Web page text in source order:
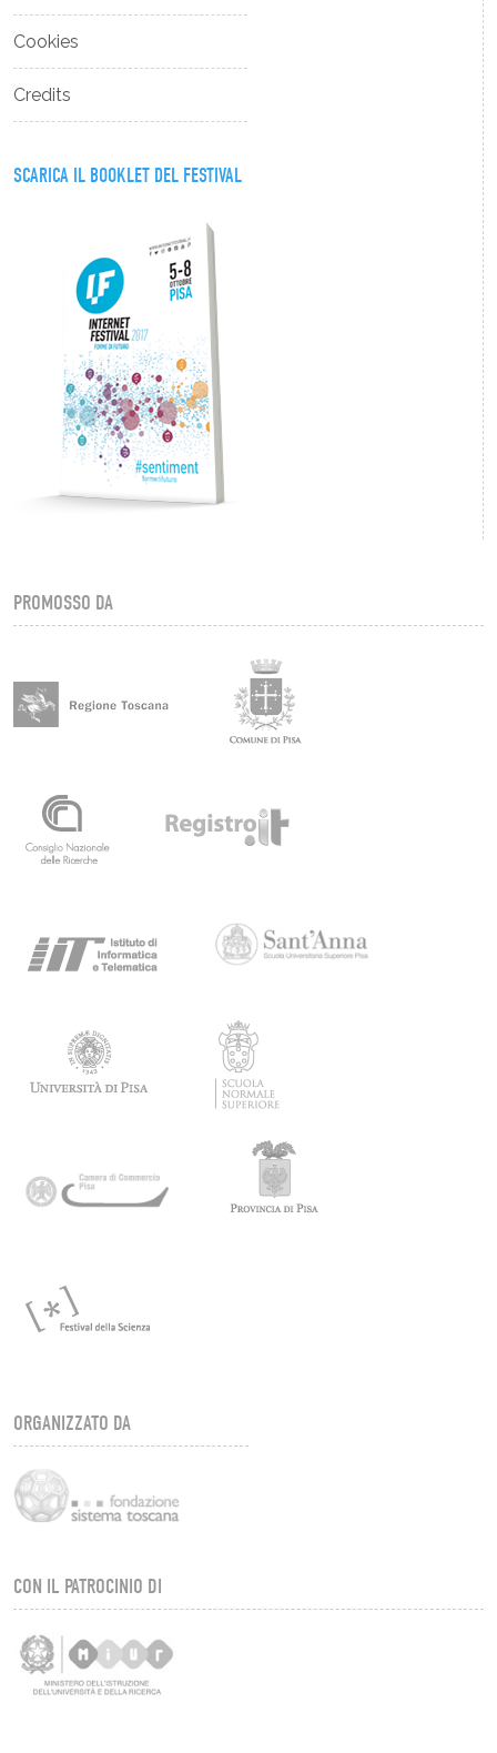
Cookies
Credits
SCARICA IL BOOKLET DEL FESTIVAL
PROMOSSO DA
ORGANIZZATO DA
CON IL PATROCINIO DI